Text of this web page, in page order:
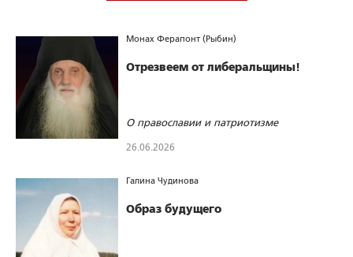
Монах Ферапонт (Рыбин)
Отрезвеем от либеральщины!
О православии и патриотизме
26.06.2026
Галина Чудинова
Образ будущего